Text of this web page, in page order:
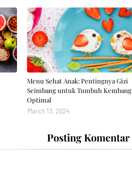
Menu Sehat Anak: Pentingnya Gizi
Seimbang untuk Tumbuh Kembang
Optimal
March 13, 2024
Posting Komentar